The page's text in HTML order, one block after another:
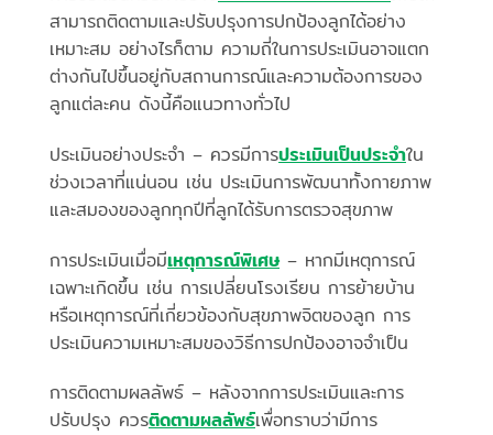
สามารถติดตามและปรับปรุงการปกป้องลูกได้อย่าง
เหมาะสม อย่างไรก็ตาม ความถี่ในการประเมินอาจแตก
ต่างกันไปขึ้นอยู่กับสถานการณ์และความต้องการของ
ลูกแต่ละคน ดังนี้คือแนวทางทั่วไป
ประเมินอย่างประจำ – ควรมีการประเมินเป็นประจำใน
ช่วงเวลาที่แน่นอน เช่น ประเมินการพัฒนาทั้งกายภาพ
และสมองของลูกทุกปีที่ลูกได้รับการตรวจสุขภาพ
การประเมินเมื่อมีเหตุการณ์พิเศษ– หากมีเหตุการณ์
เฉพาะเกิดขึ้น เช่น การเปลี่ยนโรงเรียน การย้ายบ้าน
หรือเหตุการณ์ที่เกี่ยวข้องกับสุขภาพจิตของลูก การ
ประเมินความเหมาะสมของวิธีการปกป้องอาจจำเป็น
การติดตามผลลัพธ์ – หลังจากการประเมินและการ
ปรับปรุง ควรติดตามผลลัพธ์เพื่อทราบว่ามีการ